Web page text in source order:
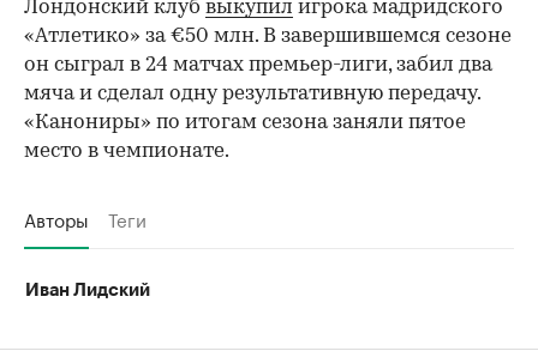
Лондонский клуб выкупил игрока мадридского
«Атлетико» за €50 млн. В завершившемся сезоне
он сыграл в 24 матчах премьер-лиги, забил два
мяча и сделал одну результативную передачу.
«Канониры» по итогам сезона заняли пятое
место в чемпионате.
Авторы Теги
Иван Лидский